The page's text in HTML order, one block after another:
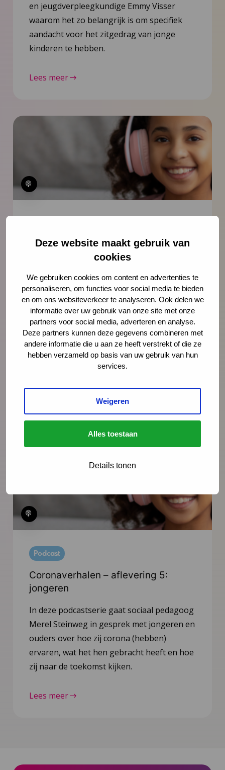
Deze website maakt gebruik van
cookies
We gebruiken cookies om content en advertenties te
personaliseren, om functies voor social media te bieden
en om ons websiteverkeer te analyseren. Ook delen we
informatie over uw gebruik van onze site met onze
partners voor social media, adverteren en analyse.
Deze partners kunnen deze gegevens combineren met
andere informatie die u aan ze heeft verstrekt of die ze
hebben verzameld op basis van uw gebruik van hun
services.
Weigeren
Alles toestaan
Details tonen
en jeugdverpleegkundige Emmy Visser
waarom het zo belangrijk is om specifiek
aandacht voor het zitgedrag van jonge
kinderen te hebben.
Lees meer
Hoe ga je het gesprek aan over
kindermishandeling? – Tips van Kim
van Laar en Edith Nikken
In deze podcast gaat sociaal pedagoog
Merel Steinweg in gesprek met Kim van
Laar, oprichter van Team-Kim, en
jeugdverpleegkundige Edith Nikken over de
documentaire 'Jij bent de Baas' en hoe je
het gesprek over kindermishandeling
Podcast
Coronaverhalen – aflevering 5:
jongeren
In deze podcastserie gaat sociaal pedagoog
Merel Steinweg in gesprek met jongeren en
ouders over hoe zij corona (hebben)
ervaren, wat het hen gebracht heeft en hoe
zij naar de toekomst kijken.
Lees meer